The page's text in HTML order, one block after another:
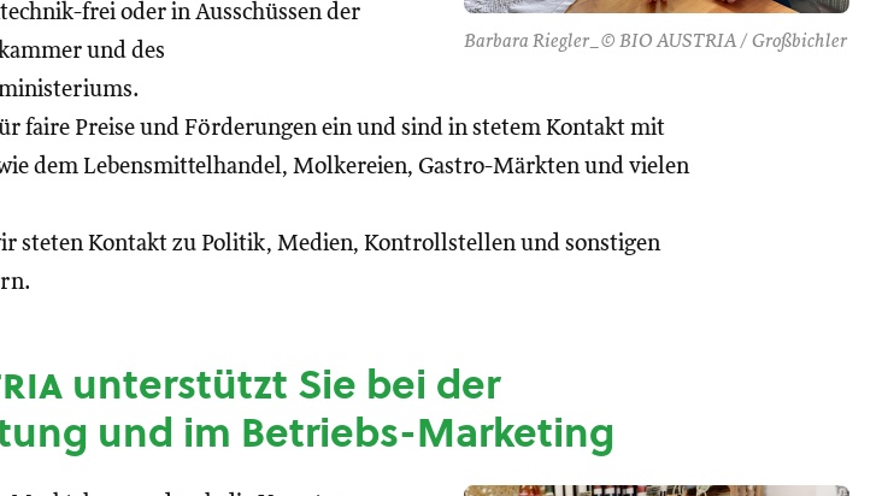
Barbara Riegler_© BIO AUSTRIA / Großbichler
frei oder in Ausschüssen der
und des
faire Preise und Förderungen ein und sind in stetem Kontakt mit
dem Lebensmittelhandel, Molkereien, Gastro-Märkten und vielen
steten Kontakt zu Politik, Medien, Kontrollstellen und sonstigen
unterstützt Sie bei der
und im Betriebs-Marketing